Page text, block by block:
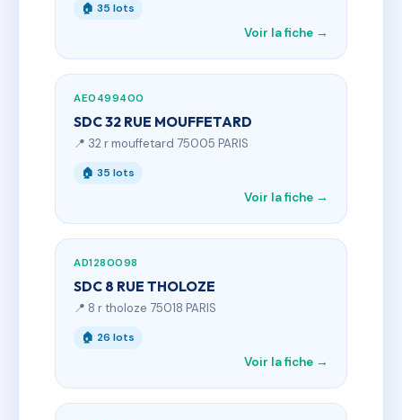
🏠 35 lots
Voir la fiche →
AE0499400
SDC 32 RUE MOUFFETARD
📍 32 r mouffetard 75005 PARIS
🏠 35 lots
Voir la fiche →
AD1280098
SDC 8 RUE THOLOZE
📍 8 r tholoze 75018 PARIS
🏠 26 lots
Voir la fiche →